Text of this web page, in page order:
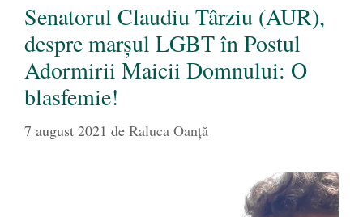
Senatorul Claudiu Târziu (AUR),
despre marșul LGBT în Postul
Adormirii Maicii Domnului: O
blasfemie!
7 august 2021 de Raluca Oanță